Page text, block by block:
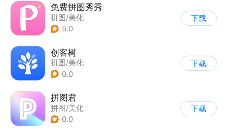
免费拼图秀秀
拼图/美化
5.0
下载
创客树
拼图/美化
0.0
下载
拼图君
拼图/美化
0.0
下载